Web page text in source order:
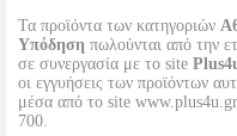
Τα προϊόντα των κατηγοριών
Υπόδηση πωλούνται από την
σε συνεργασία με το site
οι εγγυήσεις των προϊόντων
μέσα από το site
700.